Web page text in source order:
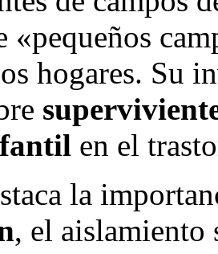
«pequeños
hogares. Su
en el
la
, el aislamiento